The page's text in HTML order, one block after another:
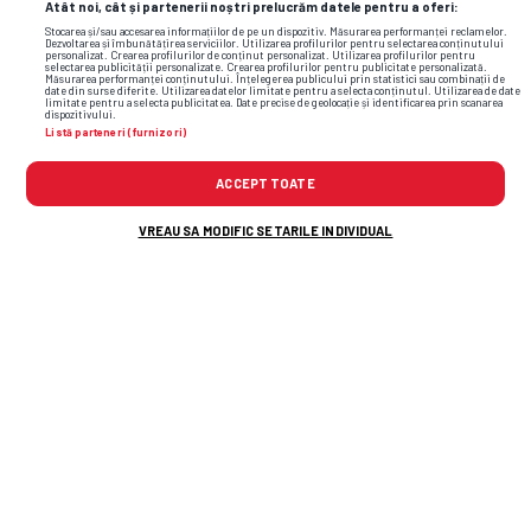
Atât noi, cât și partenerii noștri prelucrăm datele pentru a oferi:
Stocarea și/sau accesarea informațiilor de pe un dispozitiv. Măsurarea performanței reclamelor.
Dezvoltarea și îmbunătățirea serviciilor. Utilizarea profilurilor pentru selectarea conținutului
personalizat. Crearea profilurilor de conținut personalizat. Utilizarea profilurilor pentru
selectarea publicității personalizate. Crearea profilurilor pentru publicitate personalizată.
Măsurarea performanței conținutului. Înțelegerea publicului prin statistici sau combinații de
date din surse diferite. Utilizarea datelor limitate pentru a selecta conținutul. Utilizarea de date
limitate pentru a selecta publicitatea. Date precise de geolocație și identificarea prin scanarea
dispozitivului.
Listă parteneri (furnizori)
ACCEPT TOATE
VREAU SA MODIFIC SETARILE INDIVIDUAL